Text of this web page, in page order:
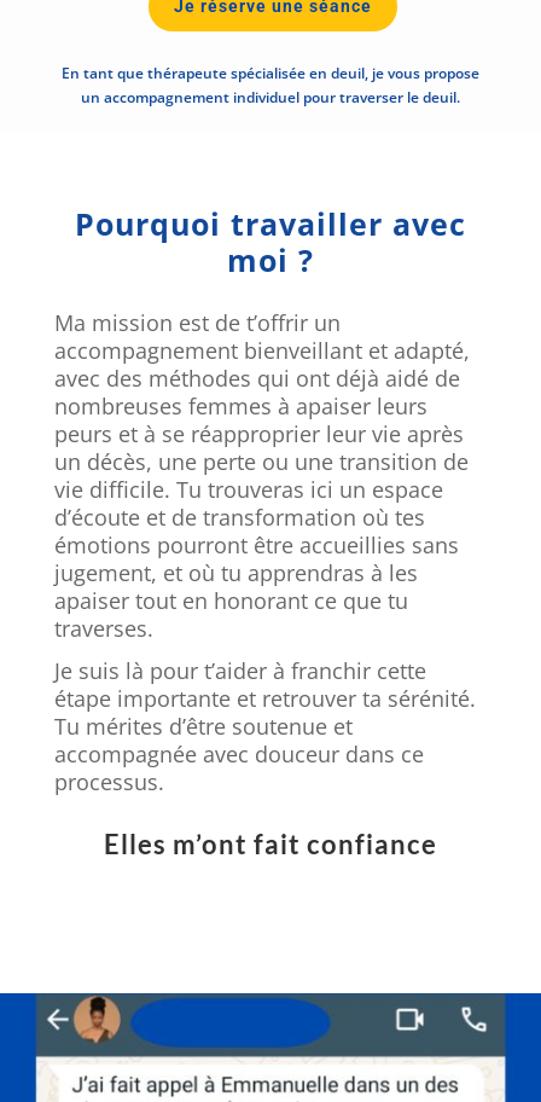
Je réserve une séance
En tant que thérapeute spécialisée en deuil, je vous propose
un accompagnement individuel pour traverser le deuil.
Pourquoi travailler avec
moi ?
Ma mission est de t’offrir un
accompagnement bienveillant et adapté,
avec des méthodes qui ont déjà aidé de
nombreuses femmes à apaiser leurs
peurs et à se réapproprier leur vie après
un décès, une perte ou une transition de
vie difficile. Tu trouveras ici un espace
d’écoute et de transformation où tes
émotions pourront être accueillies sans
jugement, et où tu apprendras à les
apaiser tout en honorant ce que tu
traverses.
Je suis là pour t’aider à franchir cette
étape importante et retrouver ta sérénité.
Tu mérites d’être soutenue et
accompagnée avec douceur dans ce
processus.
Elles m’ont fait confiance